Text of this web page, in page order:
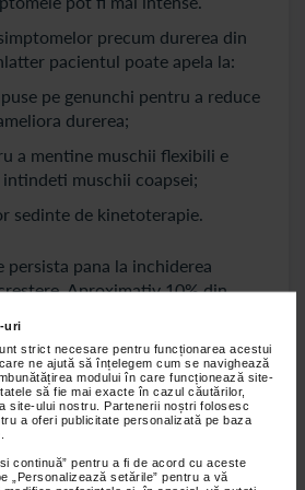
uri
strict necesare pentru funcționarea acestui
ne ajută să înțelegem cum se navighează
modului în care funcționează site-
să fie mai exacte în cazul căutărilor,
site-ului nostru. Partenerii noștri folosesc
a oferi publicitate personalizată pe baza
continuă” pentru a fi de acord cu aceste
„Personalizează setările” pentru a vă
precum durerea din
pacientul poate apela la:
pe genunchi pentru a reduce
durerea;
a mentine muschii flexibili e
muschii coapsei;
sedinte de kinetoterapie.
pana la inchiderea
Aproximativ 10% din
(proeminenta osoasa
pe care se fixeaza
nivelul tibiei).
evolutie ale bolii:
dupa activitate se remite in